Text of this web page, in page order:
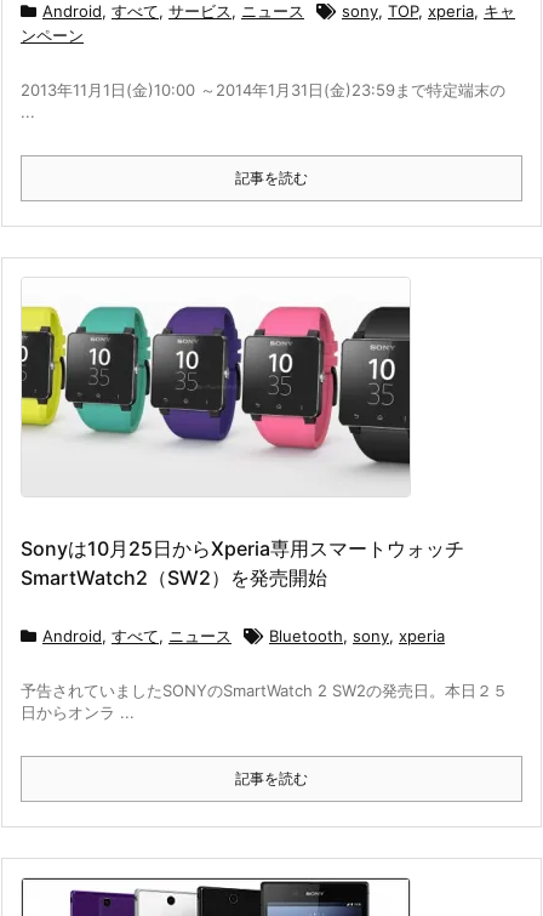
Android, すべて, サービス, ニュース sony, TOP, xperia, キャ
ンペーン
2013年11月1日(金)10:00 ～2014年1月31日(金)23:59まで特定端末の
...
記事を読む
Sonyは10月25日からXperia専用スマートウォッチ
SmartWatch2（SW2）を発売開始
Android, すべて, ニュース Bluetooth, sony, xperia
予告されていましたSONYのSmartWatch 2 SW2の発売日。本日２５
日からオンラ ...
記事を読む